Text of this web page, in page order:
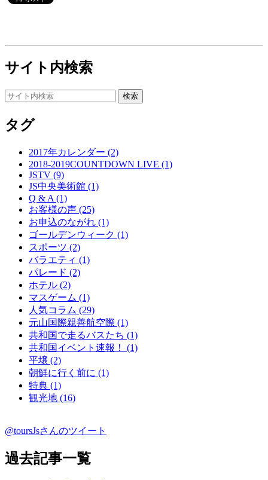
サイト内検索
タグ
2017年カレンダー (2)
2018-2019COUNTDOWN LIVE (1)
JSTV (9)
JS中央美術館 (1)
Q & A (1)
お客様の声 (25)
お申込のながれ (1)
ゴールデンウィーク (1)
スポーツ (2)
バラエティ (1)
パレード (2)
ホテル (2)
マスゲーム (1)
人気コラム (29)
元山国際親善航空際 (1)
共和国で走るバスたち (1)
共和国イベント速報！ (1)
平壌 (2)
朝鮮に行く前に (1)
特典 (1)
観光地 (16)
@toursJsさんのツイート
過去記事一覧